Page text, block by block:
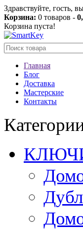
Здравствуйте, гость,
Корзина: 0 товаров -
Корзина пуста!
Главная
Блог
Доставка
Мастерские
Контакты